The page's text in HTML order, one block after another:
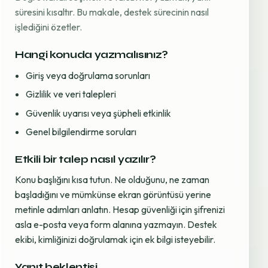
süresini kısaltır. Bu makale, destek sürecinin nasıl
işlediğini özetler.
Hangi konuda yazmalısınız?
Giriş veya doğrulama sorunları
Gizlilik ve veri talepleri
Güvenlik uyarısı veya şüpheli etkinlik
Genel bilgilendirme soruları
Etkili bir talep nasıl yazılır?
Konu başlığını kısa tutun. Ne olduğunu, ne zaman
başladığını ve mümkünse ekran görüntüsü yerine
metinle adımları anlatın. Hesap güvenliği için şifrenizi
asla e-posta veya form alanına yazmayın. Destek
ekibi, kimliğinizi doğrulamak için ek bilgi isteyebilir.